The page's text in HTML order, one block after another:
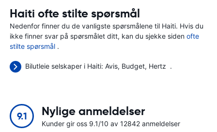
Haiti ofte stilte spørsmål
Nedenfor finner du de vanligste spørsmålene til Haiti. Hvis du
ikke finner svar på spørsmålet ditt, kan du sjekke siden ofte
stilte spørsmål .
Bilutleie selskaper i Haiti: Avis Budget Hertz .
9.1 Nylige anmeldelser
Kunder gir oss 9.1/10 av 12842 anmeldelser